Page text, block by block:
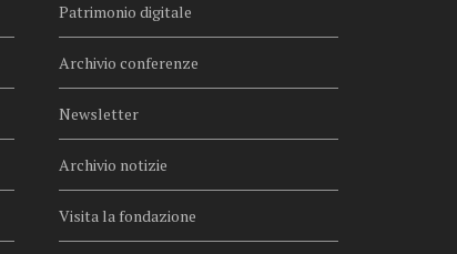
Patrimonio digitale
Archivio conferenze
Newsletter
Archivio notizie
Visita la fondazione